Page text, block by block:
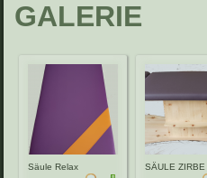
GALERIE
Säule Relax SÄULE ZIRBE